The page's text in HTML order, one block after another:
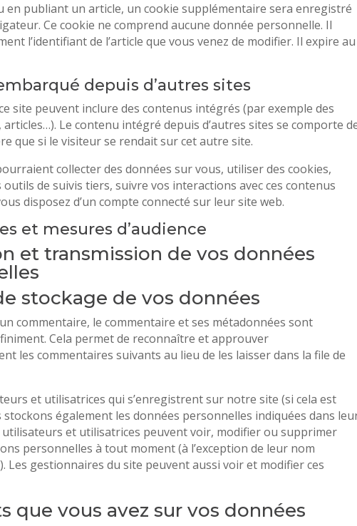
en publiant un article, un cookie supplémentaire sera enregistré
Ce cookie ne comprend aucune donnée personnelle. Il
l’identifiant de l’article que vous venez de modifier. Il expire au
depuis d’autres sites
site peuvent inclure des contenus intégrés (par exemple des
articles…). Le contenu intégré depuis d’autres sites se comporte
que si le visiteur se rendait sur cet autre site.
collecter des données sur vous, utiliser des cookies,
de suivis tiers, suivre vos interactions avec ces contenus
disposez d’un compte connecté sur leur site web.
et mesures d’audience
et transmission de vos données
stockage de vos données
commentaire, le commentaire et ses métadonnées sont
Cela permet de reconnaître et approuver
les commentaires suivants au lieu de les laisser dans la file de
et utilisatrices qui s’enregistrent sur notre site (si cela est
stockons également les données personnelles indiquées dans
et utilisatrices peuvent voir, modifier ou supprimer
personnelles à tout moment (à l’exception de leur nom
Les gestionnaires du site peuvent aussi voir et modifier ces
que vous avez sur vos données